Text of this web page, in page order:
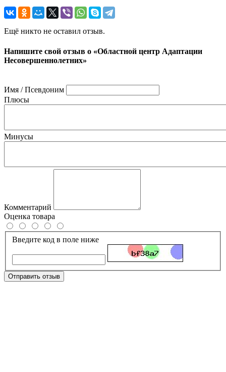
Ещё никто не оставил отзыв.
Напишите свой отзыв о «Областной центр Адаптации
Несовершеннолетних»
Имя / Псевдоним
Плюсы
Минусы
Комментарий
Оценка товара
Введите код в поле ниже
Отправить отзыв